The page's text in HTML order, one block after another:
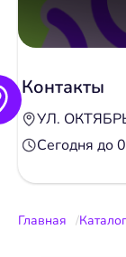
Контакты
УЛ.
Сегодня до
Главная Каталог